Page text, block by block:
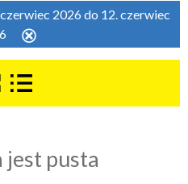
—
2026 do 12. czerwiec
ten
filtr
jest pusta